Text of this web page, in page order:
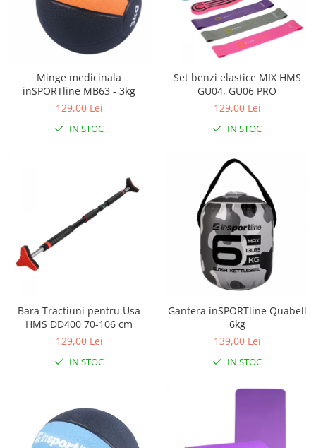
Minge medicinala
inSPORTline MB63 - 3kg
129,00 Lei
IN STOC
Set benzi elastice MIX HMS
GU04, GU06 PRO
129,00 Lei
IN STOC
Bara Tractiuni pentru Usa
HMS DD400 70-106 cm
129,00 Lei
IN STOC
Gantera inSPORTline Quabell
6kg
139,00 Lei
IN STOC